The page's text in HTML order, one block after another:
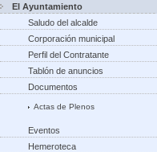
El Ayuntamiento
Saludo del alcalde
Corporación municipal
Perfil del Contratante
Tablón de anuncios
Documentos
Actas de Plenos
Eventos
Hemeroteca